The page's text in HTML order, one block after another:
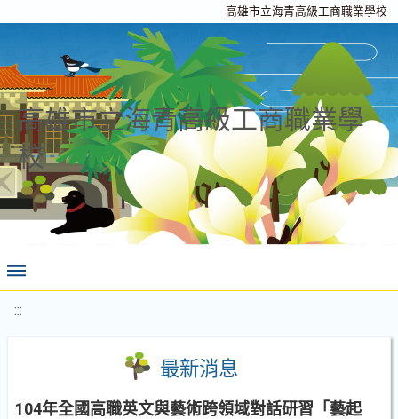
高雄市立海青高級工商職業學校
高雄市立海青高級工商職業學
校
:::
最新消息
104年全國高職英文與藝術跨領域對話研習「藝起